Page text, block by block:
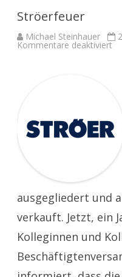
Ströerfeuer
Michael Steinhauer
Kommentare deaktiviertfür
ausgegliedert und
verkauft. Jetzt, ein
Kolleginnen und